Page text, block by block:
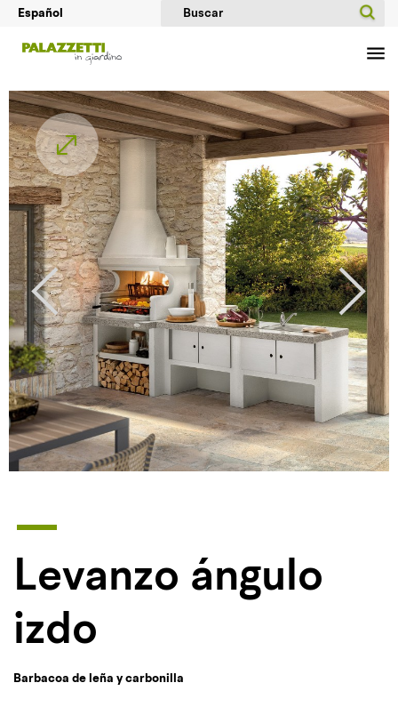
Levanzo ángulo
izdo
Barbacoa de leña y carbonilla